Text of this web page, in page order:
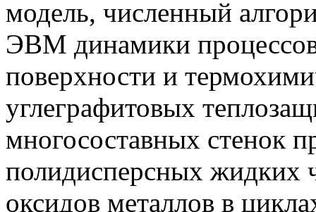
модель, численный
ЭВМ динамики
поверхности и
углеграфитовых
многосоставных стенок
полидисперсных жидких
оксидов металлов в